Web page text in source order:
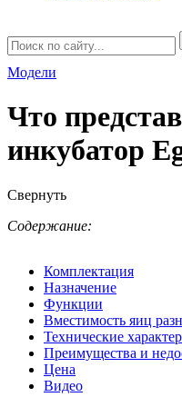
Модели
Что
инкубатор
Свернуть
Содержание:
Комплектация
Назначение
Функции
Вместимость яиц
Технические
Преимущества и
Цена
Видео